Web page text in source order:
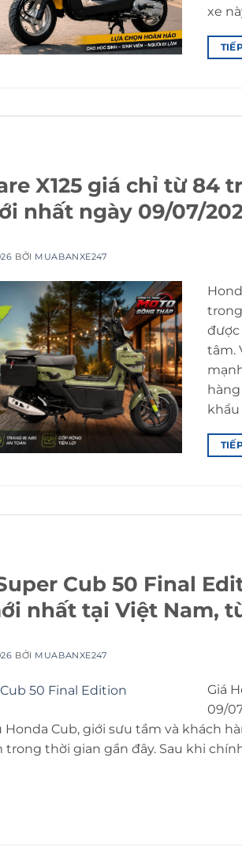
xe
X125 giá chỉ từ 84
nhất ngày 09/07/
BỞI MUABANXE247
được
tâm.
Cub 50 Final
nhất tại Việt Nam,
BỞI MUABANXE247
Giá
09/
Cub, giới sưu tầm và khách
trong thời gian gần đây. Sau khi